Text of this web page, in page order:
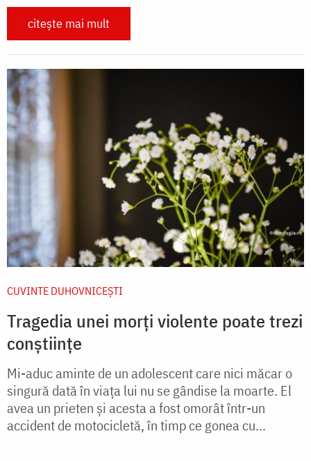
citește mai mult
CUVINTE DUHOVNICEȘTI
Tragedia unei morți violente poate trezi
conștiințe
Mi-aduc aminte de un adolescent care nici măcar o
singură dată în viaţa lui nu se gândise la moarte. El
avea un prieten şi acesta a fost omorât într-un
accident de motocicletă, în timp ce gonea cu...